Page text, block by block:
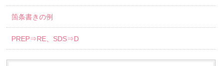
箇条書きの例
PREP⇒RE、SDS⇒D